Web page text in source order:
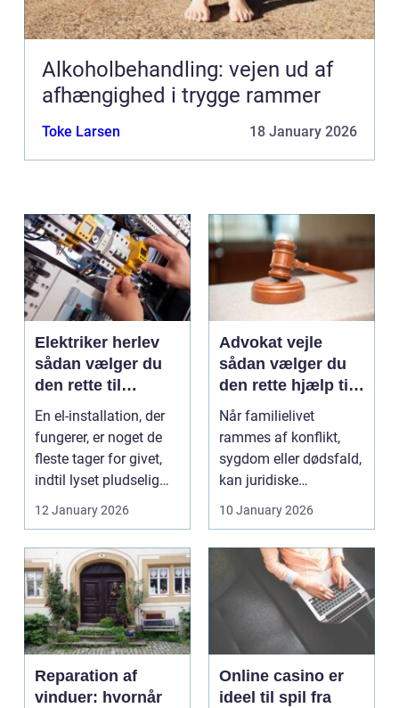
Alkoholbehandling: vejen ud af
afhængighed i trygge rammer
Toke Larsen 18 January 2026
Elektriker herlev
sådan vælger du
den rette til
opgaven
En el-installation, der
fungerer, er noget de
fleste tager for givet,
indtil lyset pludselig
går, el...
12 January 2026
Advokat vejle
sådan vælger du
den rette hjælp til
familien
Når familielivet
rammes af konflikt,
sygdom eller dødsfald,
kan juridiske
spørgsmål hurtigt
vokse si...
10 January 2026
Reparation af
vinduer: hvornår
Online casino er
ideel til spil fra